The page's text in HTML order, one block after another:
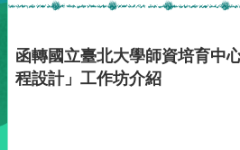
函轉國立臺北大學師資培育中
程設計」工作坊介紹